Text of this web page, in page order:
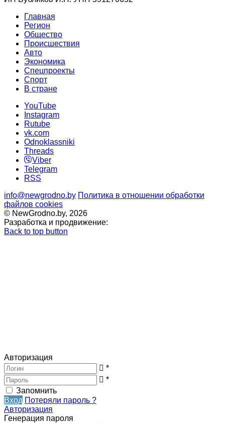
Главная
Регион
Общество
Происшествия
Авто
Экономика
Спецпроекты
Cпорт
В стране
YouTube
Instagram
Rutube
vk.com
Odnoklassniki
Threads
Viber
Telegram
RSS
info@newgrodno.by Политика в отношении обработки
файлов cookies
© NewGrodno.by, 2026
Разработка и продвижение:
Back to top button
Авторизация
*
*
Запомнить
Вход Потеряли пароль ?
Авторизация
Генерация пароля